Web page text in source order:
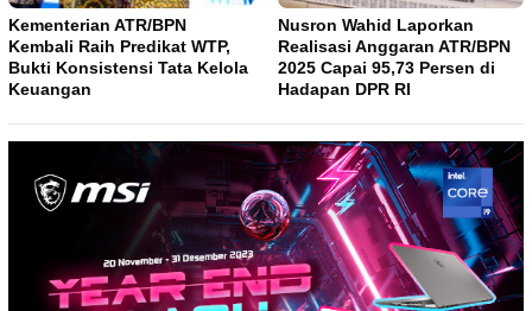
Kementerian ATR/BPN
Kembali Raih Predikat WTP,
Bukti Konsistensi Tata Kelola
Keuangan
Nusron Wahid Laporkan
Realisasi Anggaran ATR/BPN
2025 Capai 95,73 Persen di
Hadapan DPR RI